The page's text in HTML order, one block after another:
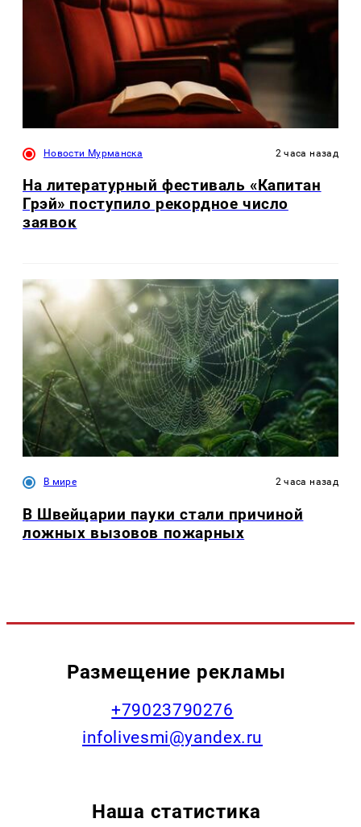
Новости Мурманска 2 часа назад
На литературный фестиваль «Капитан
Грэй» поступило рекордное число
заявок
В мире 2 часа назад
В Швейцарии пауки стали причиной
ложных вызовов пожарных
Размещение рекламы
+79023790276
infolivesmi@yandex.ru
Наша статистика